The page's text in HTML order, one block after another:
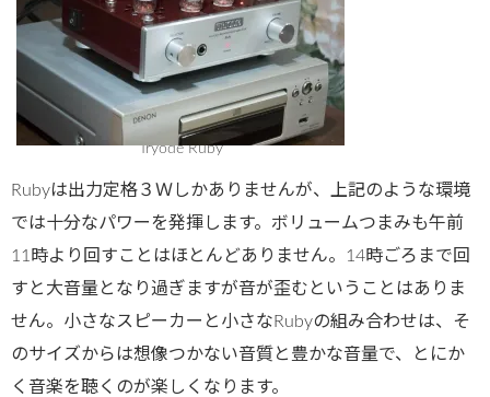
Tryode Ruby
Rubyは出力定格３Ｗしかありませんが、上記のような環境
では十分なパワーを発揮します。ボリュームつまみも午前
11時より回すことはほとんどありません。14時ごろまで回
すと大音量となり過ぎますが音が歪むということはありま
せん。小さなスピーカーと小さなRubyの組み合わせは、そ
のサイズからは想像つかない音質と豊かな音量で、とにか
く音楽を聴くのが楽しくなります。